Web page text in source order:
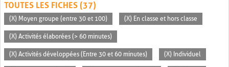
TOUTES LES FICHES (37)
(X) Moyen groupe (entre 30 et 100) (X) En classe et hors classe
(X) Activités élaborées (> 60 minutes)
(X) Activités développées (Entre 30 et 60 minutes) (X) Individuel